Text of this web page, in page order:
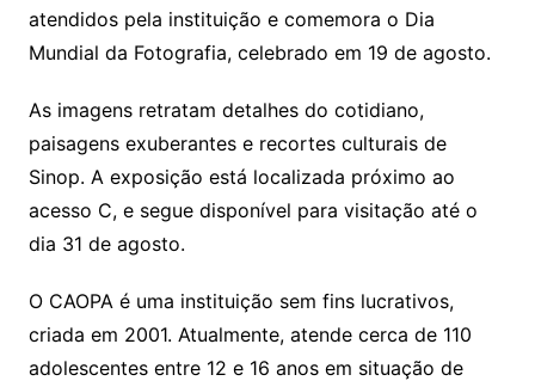
atendidos pela instituição e comemora o Dia
Mundial da Fotografia, celebrado em 19 de agosto.
As imagens retratam detalhes do cotidiano,
paisagens exuberantes e recortes culturais de
Sinop. A exposição está localizada próximo ao
acesso C, e segue disponível para visitação até o
dia 31 de agosto.
O CAOPA é uma instituição sem fins lucrativos,
criada em 2001. Atualmente, atende cerca de 110
adolescentes entre 12 e 16 anos em situação de